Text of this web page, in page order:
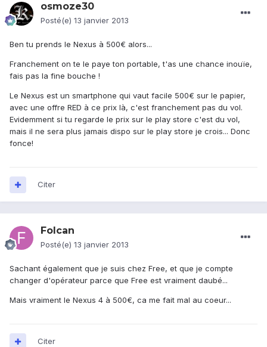
osmoze30
Posté(e) 13 janvier 2013
Ben tu prends le Nexus à 500€ alors...
Franchement on te le paye ton portable, t'as une chance inouïe,
fais pas la fine bouche !
Le Nexus est un smartphone qui vaut facile 500€ sur le papier,
avec une offre RED à ce prix là, c'est franchement pas du vol.
Evidemment si tu regarde le prix sur le play store c'est du vol,
mais il ne sera plus jamais dispo sur le play store je crois... Donc
fonce!
Citer
Folcan
Posté(e) 13 janvier 2013
Sachant également que je suis chez Free, et que je compte
changer d'opérateur parce que Free est vraiment daubé...
Mais vraiment le Nexus 4 à 500€, ca me fait mal au coeur...
Citer